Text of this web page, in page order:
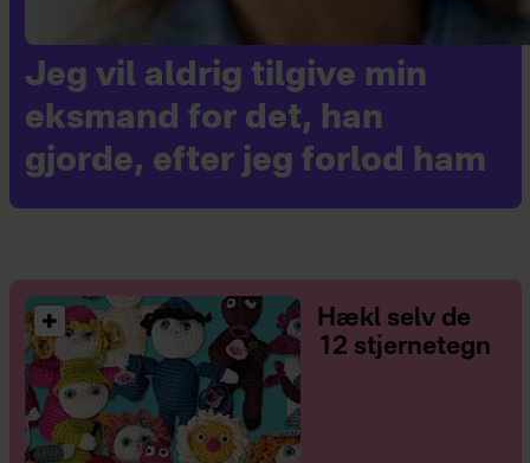
Jeg vil aldrig tilgive min
eksmand for det, han
gjorde, efter jeg forlod ham
Hækl selv de
12 stjernetegn